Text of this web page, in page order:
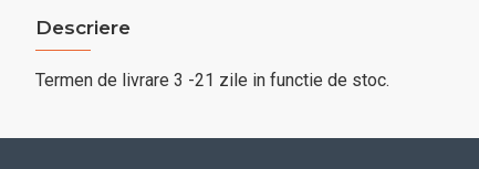
Descriere
Termen de livrare 3 -21 zile in functie de stoc.